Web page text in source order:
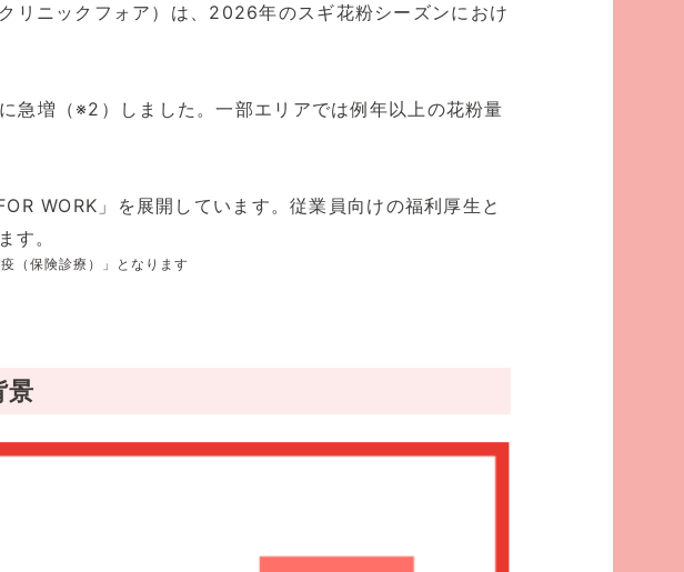
リニックフォア）は、2026年のスギ花粉シーズンにおけ
急増（※2）しました。一部エリアでは例年以上の花粉量
WORK」を展開しています。従業員向けの福利厚生と
す。
（保険診療）」となります
景